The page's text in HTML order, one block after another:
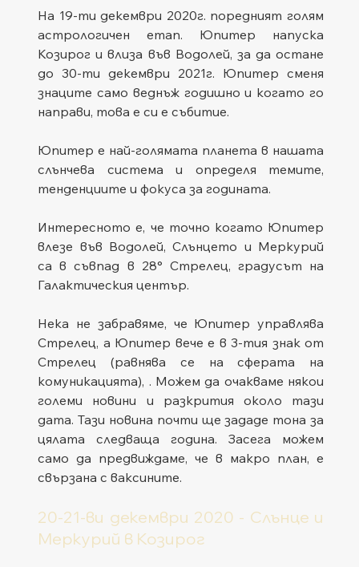
На 19-ти декември 2020г. поредният голям
астрологичен етап. Юпитер напуска
Козирог и влиза във Водолей, за да остане
до 30-ти декември 2021г. Юпитер сменя
знаците само веднъж годишно и когато го
направи, това е си е събитие.
Юпитер е най-голямата планета в нашата
слънчева система и определя темите,
тенденциите и фокуса за годината.
Интересното е, че точно когато Юпитер
влезе във Водолей, Слънцето и Меркурий
са в съвпад в 28° Стрелец, градусът на
Галактическия център.
Нека не забравяме, че Юпитер управлява
Стрелец, а Юпитер вече е в 3-тия знак от
Стрелец (равнява се на сферата на
комуникацията), . Можем да очакваме някои
големи новини и разкрития около тази
дата. Тази новина почти ще зададе тона за
цялата следваща година. Засега можем
само да предвиждаме, че в макро план, е
свързана с ваксините.
20-21-ви декември 2020 - Слънце и
Меркурий в Козирог